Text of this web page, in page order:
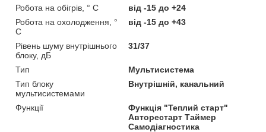
Робота на обігрів, ° C
від -15 до +24
Робота на охолодження, °
C
від -15 до +43
Рівень шуму внутрішнього
блоку, дБ
31/37
Тип
Мультисистема
Тип блоку
мультисистемами
Внутрішній, канальний
Функції
Функція "Теплий старт"
Авторестарт Таймер
Самодіагностика